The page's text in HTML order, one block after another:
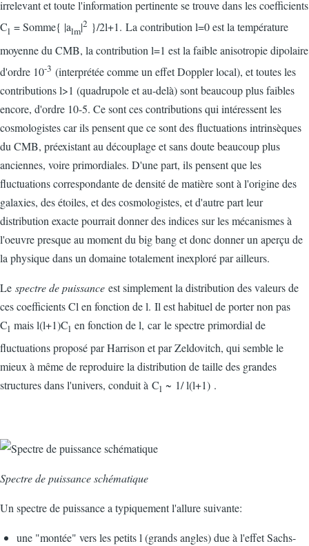
irrelevant et toute l'information pertinente se trouve dans les coefficients
Cl = Somme{ |alm|2 }/2l+1. La contribution l=0 est la température
moyenne du CMB, la contribution l=1 est la faible anisotropie dipolaire
d'ordre 10-3 (interprétée comme un effet Doppler local), et toutes les
contributions l>1 (quadrupole et au-delà) sont beaucoup plus faibles
encore, d'ordre 10-5. Ce sont ces contributions qui intéressent les
cosmologistes car ils pensent que ce sont des fluctuations intrinsèques
du CMB, préexistant au découplage et sans doute beaucoup plus
anciennes, voire primordiales. D'une part, ils pensent que les
fluctuations correspondante de densité de matière sont à l'origine des
galaxies, des étoiles, et des cosmologistes, et d'autre part leur
distribution exacte pourrait donner des indices sur les mécanismes à
l'oeuvre presque au moment du big bang et donc donner un aperçu de
la physique dans un domaine totalement inexploré par ailleurs.
Le spectre de puissance est simplement la distribution des valeurs de
ces coefficients Cl en fonction de l. Il est habituel de porter non pas
Cl mais l(l+1)Cl en fonction de l, car le spectre primordial de
fluctuations proposé par Harrison et par Zeldovitch, qui semble le
mieux à même de reproduire la distribution de taille des grandes
structures dans l'univers, conduit à Cl ~ 1/ l(l+1) .
Spectre de puissance schématique
Un spectre de puissance a typiquement l'allure suivante:
une "montée" vers les petits l (grands angles) due à l'effet Sachs-